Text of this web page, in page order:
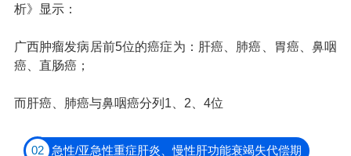
析》显示：
广西肿瘤发病居前5位的癌症为：肝癌、肺癌、胃癌、鼻咽
癌、直肠癌；
而肝癌、肺癌与鼻咽癌分列1、2、4位
02 急性/亚急性重症肝炎、慢性肝功能衰竭失代偿期